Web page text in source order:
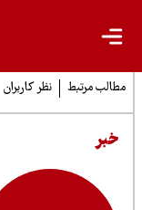
مرتبط نظر کاربران